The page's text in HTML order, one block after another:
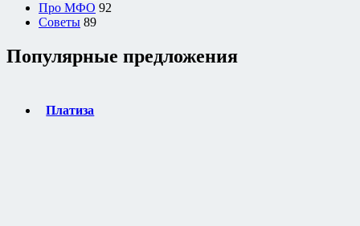
Про МФО 92
Советы 89
Популярные предложения
Платиза